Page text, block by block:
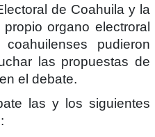
de Coahuila y la
organo electroral
pudieron
las propuestas de
el debate.
las y los siguientes